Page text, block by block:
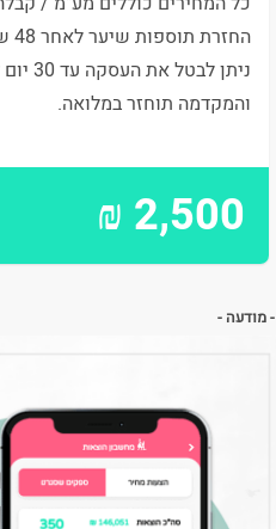
החזרת תוספות שיער לאחר 48 שעות.
ניתן
והמקדמה תוחזר במלואה.
2,500
₪
- מודעה -